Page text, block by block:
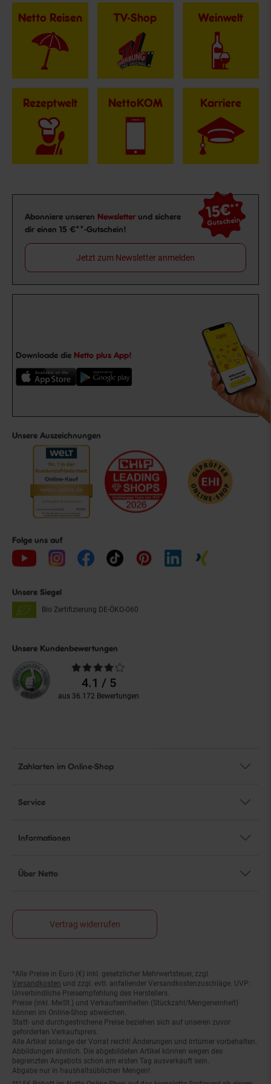
Netto Reisen TV-Shop Weinwelt
Rezeptwelt NettoKOM Karriere
Newsletter Anmeldung
Abonniere unseren Newsletter und sichere
dir einen 15 €**-Gutschein!
15€**
Gutschein
Jetzt zum Newsletter anmelden
Downloade die Netto plus App!
Unsere Auszeichnungen
Folge uns auf
Unsere Siegel
Bio Zertifizierung DE-ÖKO-060
Unsere Kundenbewertungen
Durchschnittliche
Bewertungen4.1 / 5
aus 36.172 Bewertungen
Zahlarten im Online-Shop
Service
Informationen
Über Netto
Vertrag widerrufen
Fußnoten
*Alle Preise in Euro (€) inkl. gesetzlicher Mehrwertsteuer, zzgl.
Versandkosten und zzgl. evtl. anfallender Versandkostenzuschläge. UVP:
Unverbindliche Preisempfehlung des Herstellers.
Preise (inkl. MwSt.) und Verkaufseinheiten (Stückzahl/Mengeneinheit)
können im Online-Shop abweichen.
Statt- und durchgestrichene Preise beziehen sich auf unseren zuvor
geforderten Verkaufspreis.
Alle Artikel solange der Vorrat reicht! Änderungen und Irrtümer vorbehalten.
Abbildungen ähnlich. Die abgebildeten Artikel können wegen des
begrenzten Angebots schon am ersten Tag ausverkauft sein.
Abgabe nur in haushaltsüblichen Mengen!
**15€ Rabatt im Netto Online-Shop auf das komplette Sortiment ab einem